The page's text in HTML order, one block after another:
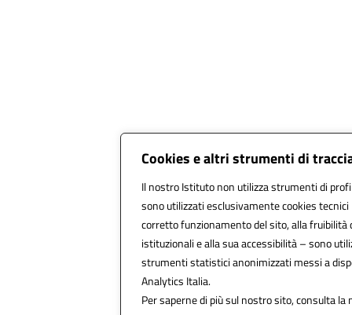
Cookies e altri strumenti di
Il nostro Istituto non utilizza strumenti di
sono utilizzati esclusivamente cookies
corretto funzionamento del sito, alla fruibilità
istituzionali e alla sua accessibilità – sono
strumenti statistici anonimizzati messi a
Analytics Italia.
Per saperne di più sul nostro sito, consulta la